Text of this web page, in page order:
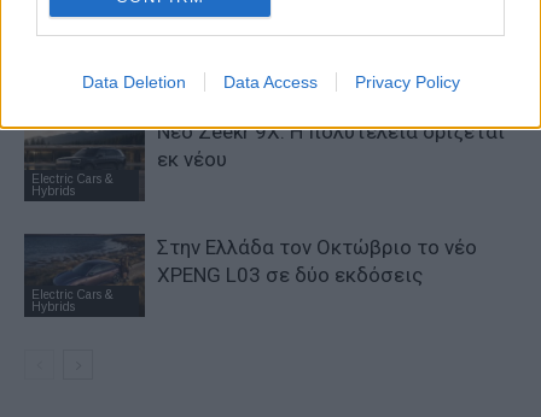
Data Deletion Data Access Privacy Policy
Νέο Hyundai IONIQ 3 με ευρωπαϊκό
χαρακτήρα
Electric Cars &
Hybrids
Νέο Zeekr 9X: Η πολυτέλεια ορίζεται
εκ νέου
Electric Cars &
Hybrids
Στην Ελλάδα τον Οκτώβριο το νέο
XPENG L03 σε δύο εκδόσεις